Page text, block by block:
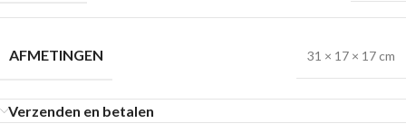
AFMETINGEN 31 × 17 × 17 cm
Verzenden en betalen